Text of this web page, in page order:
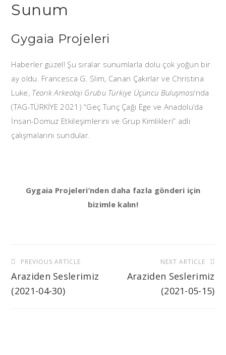
Sunum
Gygaia Projeleri
Haberler güzel! Şu sıralar sunumlarla dolu çok yoğun bir
ay oldu. Francesca G. Slim, Canan Çakırlar ve Christina
Luke, Teorik Arkeoloji Grubu Türkiye Üçüncü Buluşması’nda
(TAG-TÜRKİYE 2021) “Geç Tunç Çağı Ege ve Anadolu’da
İnsan-Domuz Etkileşimlerini ve Grup Kimlikleri” adlı
çalışmalarını sundular.
Gygaia Projeleri’nden daha fazla gönderi için
bizimle kalın!
Yazı
gezinmesi
PREVIOUS ARTICLE
Araziden Seslerimiz
(2021-04-30)
NEXT ARTICLE
Araziden Seslerimiz
(2021-05-15)